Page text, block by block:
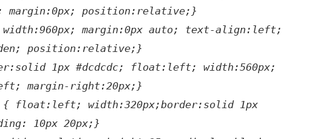
margin:0px; position:relative;}
margin:0px auto; text-align:left;
position:relative;}
1px #dcdcdc; float:left; width:560px;
margin-right:20px;}
{ float:left; width:320px;border:solid 1px
10px 20px;}